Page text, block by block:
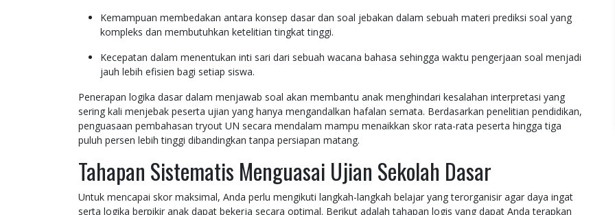
Kemampuan membedakan antara konsep dasar dan soal jebakan dalam sebuah materi prediksi soal yang
kompleks dan membutuhkan ketelitian tingkat tinggi.
Kecepatan dalam menentukan inti sari dari sebuah wacana bahasa sehingga waktu pengerjaan soal menjadi
jauh lebih efisien bagi setiap siswa.
Penerapan logika dasar dalam menjawab soal akan membantu anak menghindari kesalahan interpretasi yang
sering kali menjebak peserta ujian yang hanya mengandalkan hafalan semata. Berdasarkan penelitian pendidikan,
penguasaan pembahasan tryout UN secara mendalam mampu menaikkan skor rata-rata peserta hingga tiga
puluh persen lebih tinggi dibandingkan tanpa persiapan matang.
Tahapan Sistematis Menguasai Ujian Sekolah Dasar
Untuk mencapai skor maksimal, Anda perlu mengikuti langkah-langkah belajar yang terorganisir agar daya ingat
serta logika berpikir anak dapat bekerja secara optimal. Berikut adalah tahapan logis yang dapat Anda terapkan